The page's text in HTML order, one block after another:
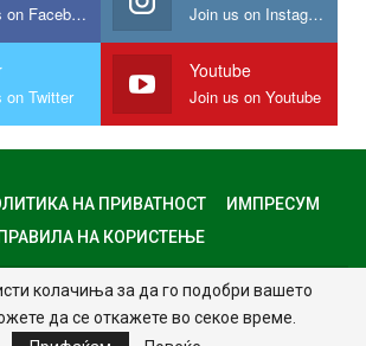
Join us on Facebook Join us on Instagram
on Twitter
Youtube
Join us on Youtube
НА ПРИВАТНОСТ
ИМПРЕСУМ
НА КОРИСТЕЊЕ
2024 - Сите права задржани.
Website Design:
колачиња за да го подобри вашето
да се откажете во секое време.